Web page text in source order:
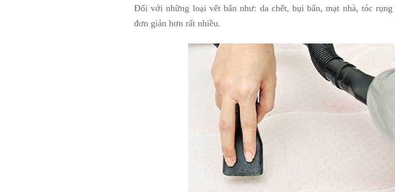
Đối với những loại vết bẩn như: da chết, bụi bẩn, mạt nhà, tóc
đơn giản hơn rất nhiều.